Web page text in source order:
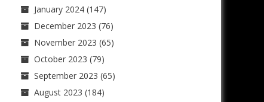
January 2024(147)
December 2023 (76)
November 2023 (65)
October 2023 (79)
September 2023 (65)
August 2023 (184)